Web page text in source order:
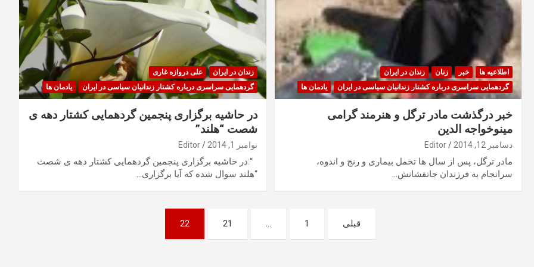
اطلاعیه ها خبر زنان
زندان در ایران
گردهمایی سراسری درباره کشتار زندانیان سیاسی در ایران
یادمان ها
خبر درگذشت مادر ترگل و هنرمند گرامی
مینوخواجه الدین
دسامبر 12, 2014 Editor
مادر ترگل، پس از سال ها تحمل بیماری و رنج و اندوه،
سرانجام به فرزندان جانفشانش…
زندان در ایران
علی دروازه غاری
گردهمایی سراسری درباره کشتار زندانیان سیاسی در ایران
یادمان ها
در حاشیه برگزاری پنجمین گردهمایی کشتار دهه ی
شصت “هلند”
نوامبر 1, 2014 Editor
“:در حاشیه برگزاری پنجمین گردهمایی کشتار دهه ی شصت
“هلند سوال شده که آیا برگزاری…
قبلی 1
…
21
22